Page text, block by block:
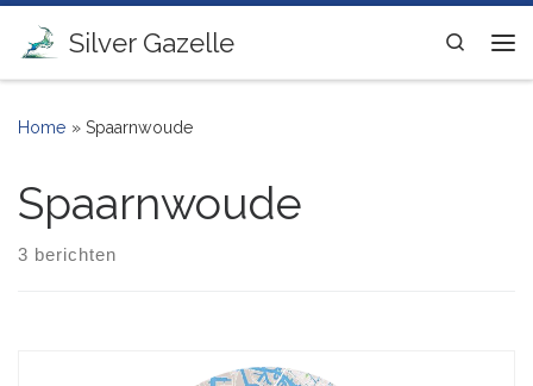
Ga naar inhoud
Silver Gazelle
Search
Home » Spaarnwoude
Spaarnwoude
3 berichten